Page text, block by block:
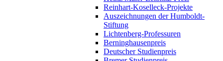
Reinhart-Koselleck-Projekte
Auszeichnungen der Humboldt-
Stiftung
Lichtenberg-Professuren
Berninghausenpreis
Deutscher Studienpreis